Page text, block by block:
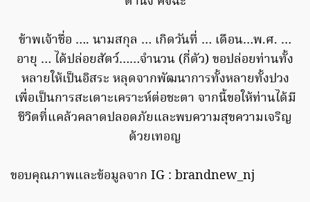
ข้าพเจ้าชื่อ …. นามสกุล … เกิดวันที่ … เดือน…พ.ศ. …
อายุ … ได้ปล่อยสัตว์……จำนวน (กี่ตัว) ขอปล่อยท่านทั้ง
หลายให้เป็นอิสระ หลุดจากพัฒนาการทั้งหลายทั้งปวง
เพื่อเป็นการสะเดาะเคราะห์ต่อชะตา จากนี้ขอให้ท่านได้มี
ชีวิตที่แคล้วคลาดปลอดภัยและพบความสุขความเจริญ
ด้วยเทอญ
ขอบคุณภาพและข้อมูลจาก IG : brandnew_nj